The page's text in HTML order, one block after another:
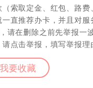
索取定金、红包、路费
直推荐办卡，并且对服
请在删除之前先举报一
点击举报，填写举报理
我要收藏